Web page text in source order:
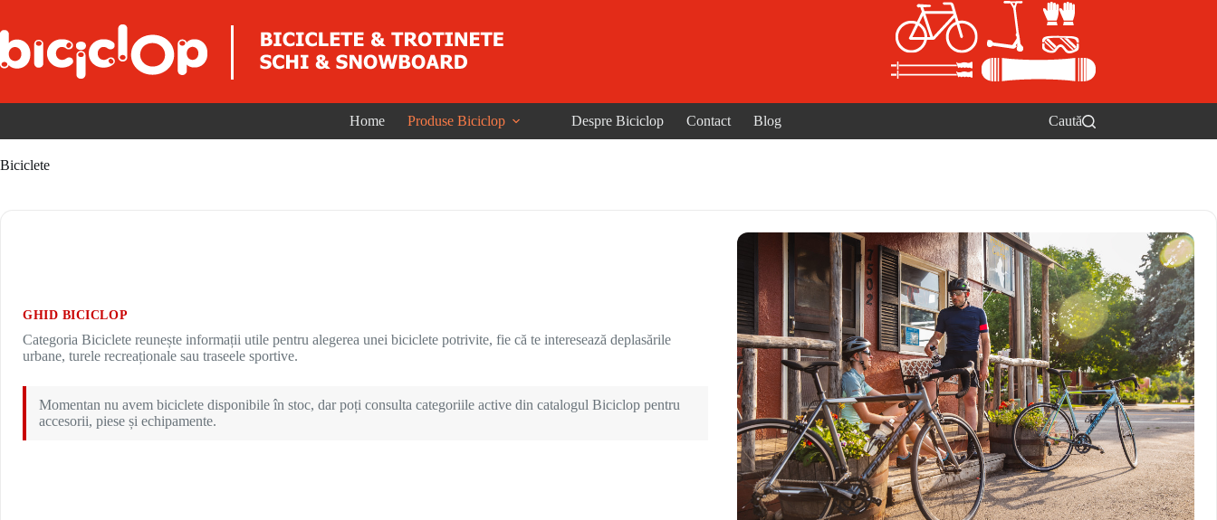
Home Produse Biciclop Despre Biciclop Contact Blog Caută
Biciclete
GHID BICICLOP
Categoria Biciclete reunește informații utile pentru alegerea unei biciclete potrivite, fie că te interesează deplasările
urbane, turele recreaționale sau traseele sportive.
Momentan nu avem biciclete disponibile în stoc, dar poți consulta categoriile active din catalogul Biciclop pentru
accesorii, piese și echipamente.